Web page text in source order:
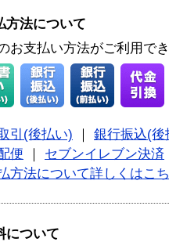
方法について
お支払い方法がご利用で
引(後払い) ｜ 銀行振込(後
便 ｜ セブンイレブン決済
方法について詳しくはこ
について